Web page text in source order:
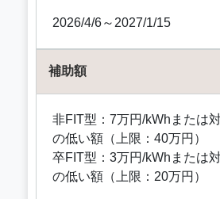
2026/4/6～2027/1/15
補助額
非FIT型：7万円/kWhまたは
の低い額（上限：40万円）
卒FIT型：3万円/kWhまたは
の低い額（上限：20万円）